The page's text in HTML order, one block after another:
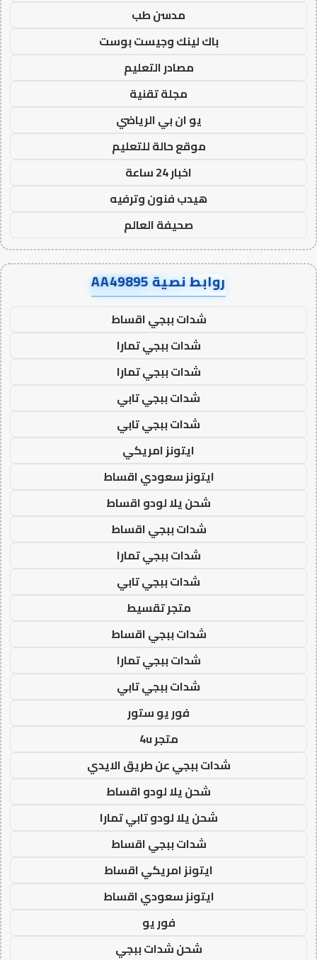
مدسن طب
باك لينك وجيست بوست
مصادر التعليم
مجلة تقنية
يو ان بي الرياضي
موقع حالة للتعليم
اخبار 24 ساعة
هيدب فنون وترفيه
صحيفة العالم
روابط نصية AA49895
شدات ببجي اقساط
شدات ببجي تمارا
شدات ببجي تمارا
شدات ببجي تابي
شدات ببجي تابي
ايتونز امريكي
ايتونز سعودي اقساط
شحن يلا لودو اقساط
شدات ببجي اقساط
شدات ببجي تمارا
شدات ببجي تابي
متجر تقسيط
شدات ببجي اقساط
شدات ببجي تمارا
شدات ببجي تابي
فور يو ستور
متجر 4u
شدات ببجي عن طريق الايدي
شحن يلا لودو اقساط
شحن يلا لودو تابي تمارا
شدات ببجي اقساط
ايتونز امريكي اقساط
ايتونز سعودي اقساط
فور يو
شحن شدات ببجي